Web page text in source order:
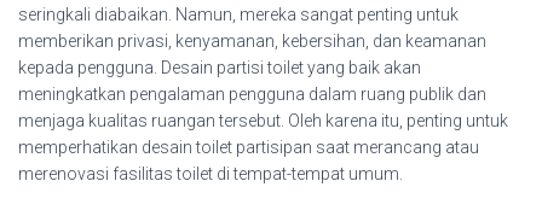
seringkali diabaikan. Namun, mereka sangat penting untuk
memberikan privasi, kenyamanan, kebersihan, dan keamanan
kepada pengguna. Desain partisi toilet yang baik akan
meningkatkan pengalaman pengguna dalam ruang publik dan
menjaga kualitas ruangan tersebut. Oleh karena itu, penting untuk
memperhatikan desain toilet partisipan saat merancang atau
merenovasi fasilitas toilet di tempat-tempat umum.